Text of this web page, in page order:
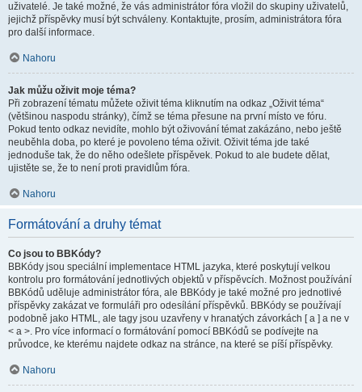
uživatelé. Je také možné, že vás administrátor fóra vložil do skupiny uživatelů,
jejichž příspěvky musí být schváleny. Kontaktujte, prosím, administrátora fóra
pro další informace.
Nahoru
Jak můžu oživit moje téma?
Při zobrazení tématu můžete oživit téma kliknutím na odkaz „Oživit téma“
(většinou naspodu stránky), čímž se téma přesune na první místo ve fóru.
Pokud tento odkaz nevidíte, mohlo být oživování témat zakázáno, nebo ještě
neuběhla doba, po které je povoleno téma oživit. Oživit téma jde také
jednoduše tak, že do něho odešlete příspěvek. Pokud to ale budete dělat,
ujistěte se, že to není proti pravidlům fóra.
Nahoru
Formátování a druhy témat
Co jsou to BBKódy?
BBKódy jsou speciální implementace HTML jazyka, které poskytují velkou
kontrolu pro formátování jednotlivých objektů v příspěvcích. Možnost používání
BBKódů uděluje administrátor fóra, ale BBKódy je také možné pro jednotlivé
příspěvky zakázat ve formuláři pro odesílání příspěvků. BBKódy se používají
podobně jako HTML, ale tagy jsou uzavřeny v hranatých závorkách [ a ] a ne v
< a >. Pro více informací o formátování pomocí BBKódů se podívejte na
průvodce, ke kterému najdete odkaz na stránce, na které se píší příspěvky.
Nahoru